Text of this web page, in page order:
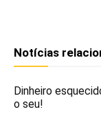
Notícias
Dinheiro
o seu!